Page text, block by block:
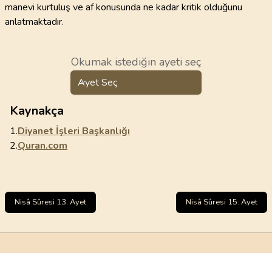
manevi kurtuluş ve af konusunda ne kadar kritik olduğunu
anlatmaktadır.
Okumak istediğin ayeti seç
Ayet Seç
Kaynakça
1.Diyanet İşleri Başkanlığı
2.Quran.com
Nisâ Sûresi 13. Ayet Nisâ Sûresi 15. Ayet